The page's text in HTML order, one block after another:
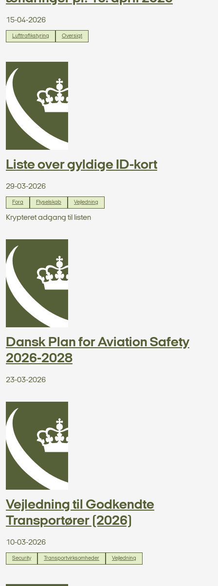
15-04-2026
Lufttrafikstyring Oversigt
Liste over gyldige ID-kort
29-03-2026
Fora Flyselskab Vejledning
Krypteret adgang til listen
Dansk Plan for Aviation Safety
2026-2028
23-03-2026
Vejledning til Godkendte
Transportører (2026)
10-03-2026
Security Transportvirksomheder Vejledning